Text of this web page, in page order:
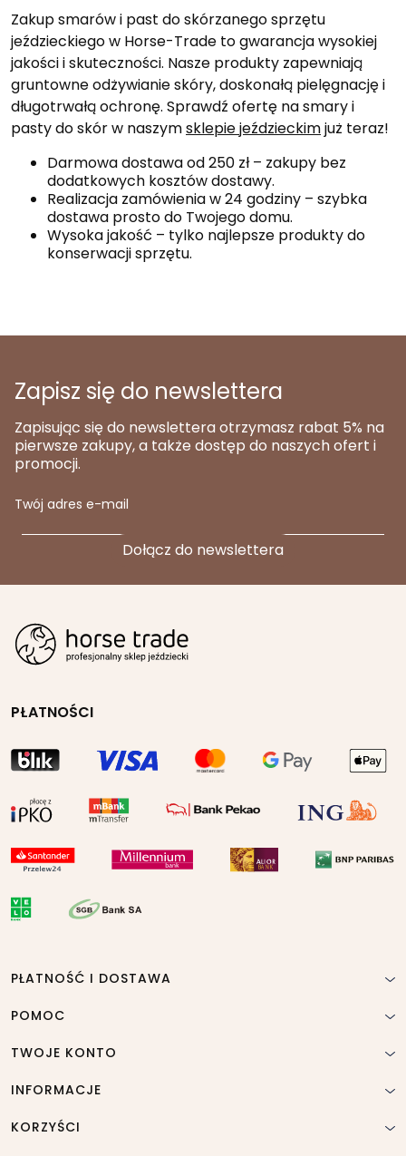
Zakup smarów i past do skórzanego sprzętu
jeździeckiego w Horse-Trade to gwarancja wysokiej
jakości i skuteczności. Nasze produkty zapewniają
gruntowne odżywianie skóry, doskonałą pielęgnację i
długotrwałą ochronę. Sprawdź ofertę na smary i
pasty do skór w naszymsklepie jeździeckimjuż teraz!
Darmowa dostawa od 250 zł – zakupy bez
dodatkowych kosztów dostawy.
Realizacja zamówienia w 24 godziny – szybka
dostawa prosto do Twojego domu.
Wysoka jakość – tylko najlepsze produkty do
konserwacji sprzętu.
Zapisz się do newslettera
Zapisując się do newslettera otrzymasz rabat 5% na
pierwsze zakupy, a także dostęp do naszych ofert i
promocji.
Twój adres e-mail
PŁATNOŚCI
PŁATNOŚĆ I DOSTAWA
POMOC
TWOJE KONTO
INFORMACJE
KORZYŚCI